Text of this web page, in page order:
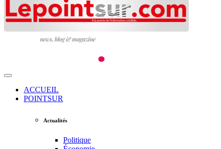
ACCUEIL
POINTSUR
Actualités
Politique